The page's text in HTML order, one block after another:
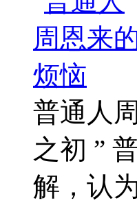
普通人
之初 ”
解，认